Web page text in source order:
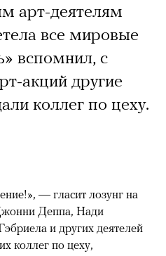
арт-деятелям
все мировые
вспомнил, с
акций другие
коллег по цеху.
— гласит лозунг на
Деппа, Нади
и других деятелей
коллег по цеху,